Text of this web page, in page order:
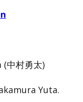
中村勇太)
Yuta.